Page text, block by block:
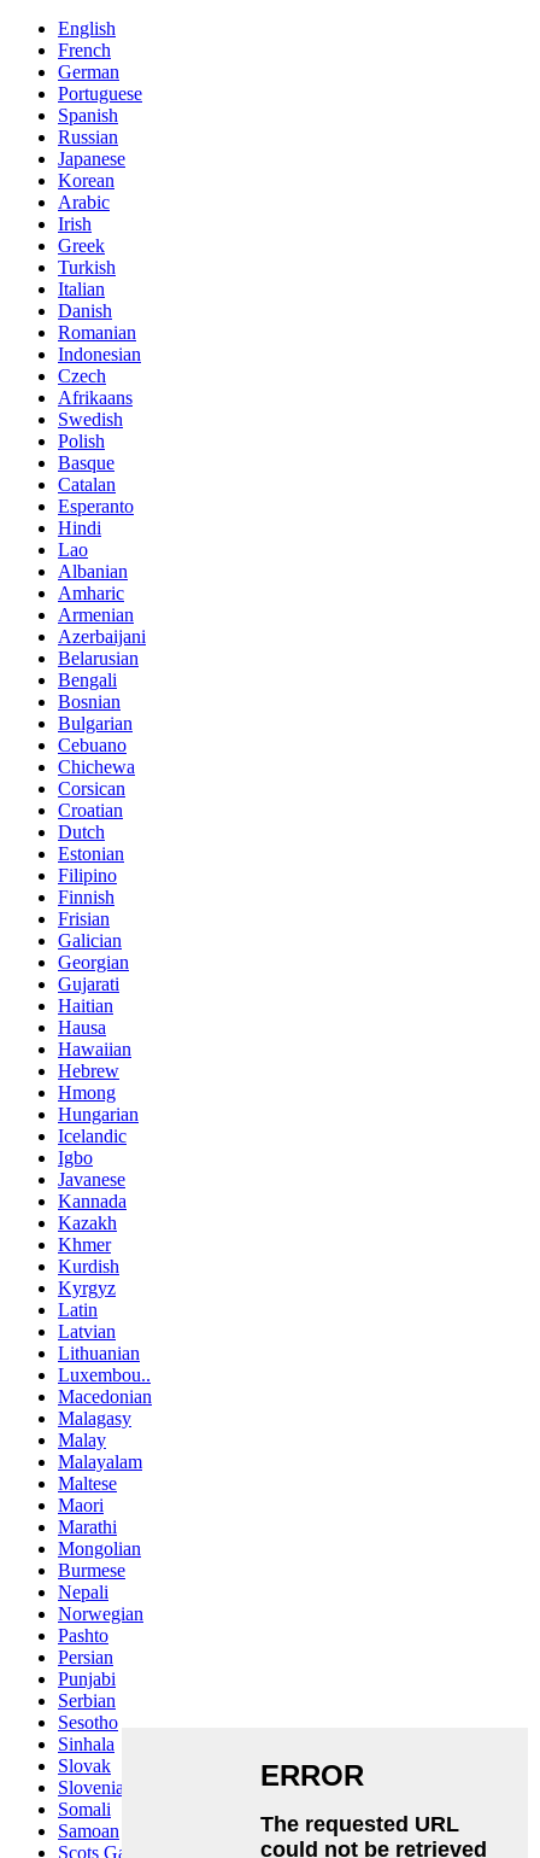
English
French
German
Portuguese
Spanish
Russian
Japanese
Korean
Arabic
Irish
Greek
Turkish
Italian
Danish
Romanian
Indonesian
Czech
Afrikaans
Swedish
Polish
Basque
Catalan
Esperanto
Hindi
Lao
Albanian
Amharic
Armenian
Azerbaijani
Belarusian
Bengali
Bosnian
Bulgarian
Cebuano
Chichewa
Corsican
Croatian
Dutch
Estonian
Filipino
Finnish
Frisian
Galician
Georgian
Gujarati
Haitian
Hausa
Hawaiian
Hebrew
Hmong
Hungarian
Icelandic
Igbo
Javanese
Kannada
Kazakh
Khmer
Kurdish
Kyrgyz
Latin
Latvian
Lithuanian
Luxembou..
Macedonian
Malagasy
Malay
Malayalam
Maltese
Maori
Marathi
Mongolian
Burmese
Nepali
Norwegian
Pashto
Persian
Punjabi
Serbian
Sesotho
Sinhala
Slovak
Slovenian
Somali
Samoan
Scots Gaelic